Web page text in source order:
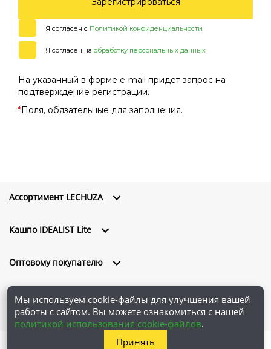
Я согласен с Политикой конфиденциальности
Я согласен на обработку персональных данных
На указанный в форме e-mail придет запрос на
подтверждение регистрации.
*Поля, обязательные для заполнения.
Ассортимент LECHUZA
Кашпо IDEALIST Lite
Оптовому покупателю
О компании
Мы используем cookie-файлы для улучшения вашей
работы с сайтом. Вы можете ознакомиться с нашей
политикой использования cookie-файлов.
Принять